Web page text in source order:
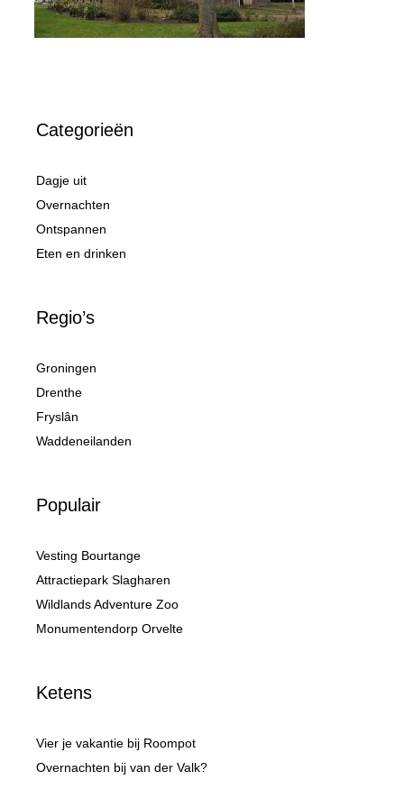
Categorieën
Dagje uit
Overnachten
Ontspannen
Eten en drinken
Regio’s
Groningen
Drenthe
Fryslân
Waddeneilanden
Populair
Vesting Bourtange
Attractiepark Slagharen
Wildlands Adventure Zoo
Monumentendorp Orvelte
Ketens
Vier je vakantie bij Roompot
Overnachten bij van der Valk?